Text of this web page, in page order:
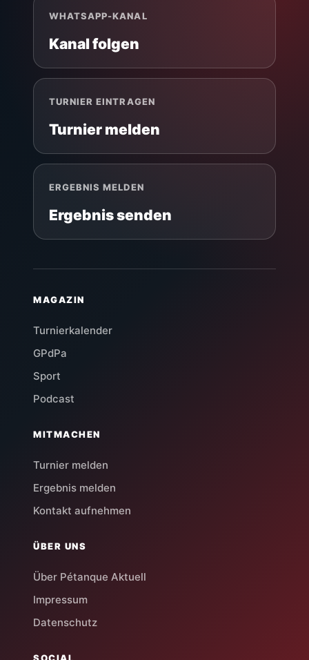
WHATSAPP-KANAL
Kanal folgen
TURNIER EINTRAGEN
Turnier melden
ERGEBNIS MELDEN
Ergebnis senden
MAGAZIN
Turnierkalender
GPdPa
Sport
Podcast
MITMACHEN
Turnier melden
Ergebnis melden
Kontakt aufnehmen
ÜBER UNS
Über Pétanque Aktuell
Impressum
Datenschutz